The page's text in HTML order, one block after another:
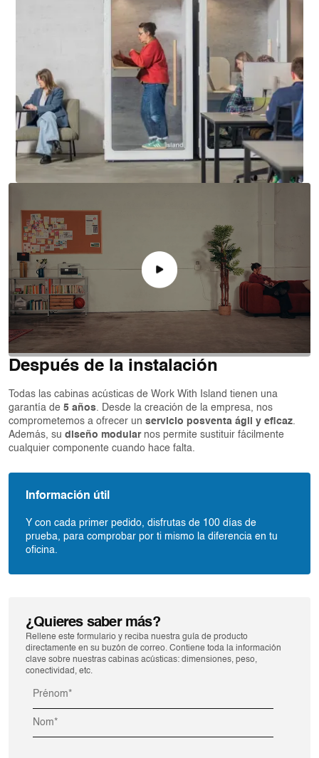
Después de la instalación
Todas las cabinas acústicas de Work With Island tienen una
garantía de 5 años . Desde la creación de la empresa, nos
comprometemos a ofrecer un servicio posventa ágil y eficaz
Además, su diseño modularnos permite sustituir fácilmente
cualquier componente cuando hace falta.
Información útil
Y con cada primer pedido, disfrutas de 100 días de
prueba, para comprobar por ti mismo la diferencia en tu
oficina.
¿Quieres saber más?
Rellene este formulario y reciba nuestra guía de producto
directamente en su buzón de correo. Contiene toda la información
clave sobre nuestras cabinas acústicas: dimensiones, peso,
conectividad, etc.